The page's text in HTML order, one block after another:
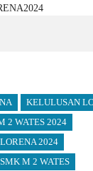
KELULUSAN
2 WATES 2024
2024
M 2 WATES